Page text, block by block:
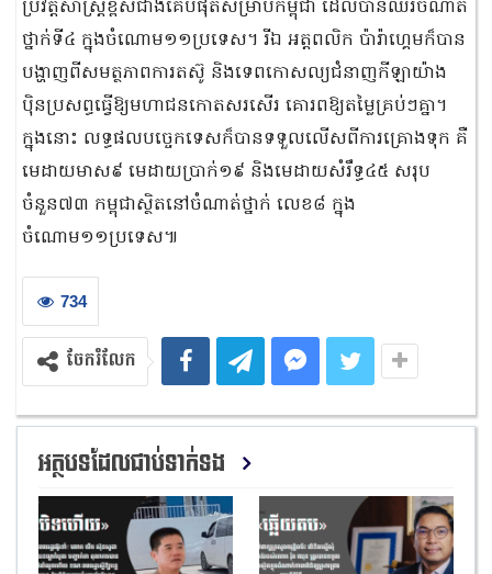
ប្រវត្តិសាស្ត្រខ្ពស់ជាងគេបំផុតសម្រាប់កម្ពុជា ដែលបានឈរចំណាត់
ថ្នាក់ទី៤ ក្នុងចំណោម១១ប្រទេស។ រីឯ អត្តពលិក ប៉ារ៉ាហ្គេមក៏បាន
បង្ហាញពីសមត្ថភាពការតស៊ូ និងទេពកោសល្យជំនាញកីឡាយ៉ាង
ប៉ិនប្រសព្ធធ្វើឱ្យមហាជនកោតសរសើរ គោរពឱ្យតម្លៃគ្រប់ៗគ្នា។
ក្នុងនោះ លទ្ធផលបច្ចេកទេសក៏បានទទួលលើសពីការគ្រោងទុក គឺ
មេដាយមាស៩ មេដាយប្រាក់១៩ និងមេដាយសំរឹទ្ធ៤៥ សរុប
ចំនួន៧៣ កម្ពុជាស្ថិតនៅចំណាត់ថ្នាក់ លេខ៨ ក្នុង
ចំណោម១១ប្រទេស៕
734
ចែករំលែក
អត្ថបទដែលជាប់ទាក់ទង